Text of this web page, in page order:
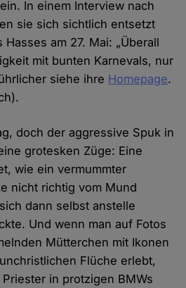
In einem Interview nach
sie sich sichtlich entsetzt
am 27. Mai: „Überall
mit bunten Karnevals, nur
siehe ihre Homepage.
doch der aggressive Spuk in
grotesken Züge: Eine
wie ein vermummter
nicht richtig vom Mund
dann selbst anstelle
Und wenn man auf Fotos
Mütterchen mit Ikonen
Flüche erlebt,
in protzigen BMWs